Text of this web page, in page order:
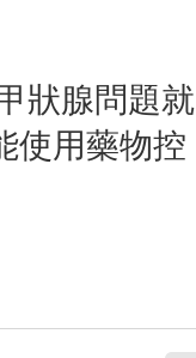
狀腺問題就
使用藥物控